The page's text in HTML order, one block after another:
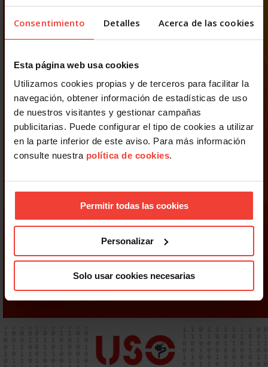
Consentimiento Detalles Acerca de las cookies
Esta página web usa cookies
Utilizamos cookies propias y de terceros para facilitar la
navegación, obtener información de estadísticas de uso
de nuestros visitantes y gestionar campañas
publicitarias. Puede configurar el tipo de cookies a utilizar
en la parte inferior de este aviso. Para más información
consulte nuestra política de cookies.
Permitir todas las cookies
Personalizar
Solo usar cookies necesarias